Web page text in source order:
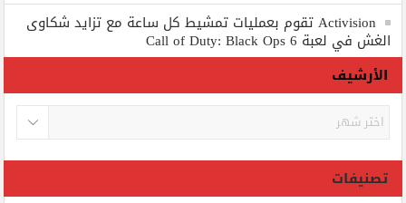
Activision تقوم بعمليات تمشيط كل ساعة مع تزايد شكاوى
الغش في لعبة Call of Duty: Black Ops 6
الأرشيف
الأرشيف
تصنيفات